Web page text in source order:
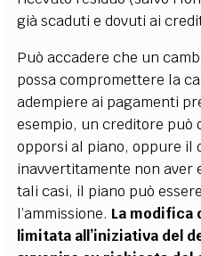
già scaduti e dovuti ai
Può accadere che un
possa compromettere la
adempiere ai pagamenti
esempio, un creditore può
opporsi al piano, oppure il
inavvertitamente non
tali casi, il piano può
l’ammissione. La modifica
limitata all’iniziativa del